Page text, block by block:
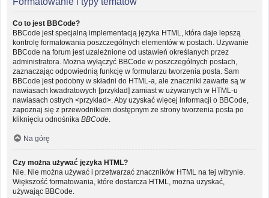
Co to jest BBCode?
BBCode jest specjalną implementacją języka HTML, która daje lepszą
kontrolę formatowania poszczególnych elementów w postach. Używanie
BBCode na forum jest uzależnione od ustawień określanych przez
administratora. Można wyłączyć BBCode w poszczególnych postach,
zaznaczając odpowiednią funkcję w formularzu tworzenia posta. Sam
BBCode jest podobny w składni do HTML-a, ale znaczniki zawarte są w
nawiasach kwadratowych [przykład] zamiast w używanych w HTML-u
nawiasach ostrych <przykład>. Aby uzyskać więcej informacji o BBCode,
zapoznaj się z przewodnikiem dostępnym ze strony tworzenia posta po
kliknięciu odnośnika BBCode
Na górę
Czy można używać języka HTML?
Nie. Nie można używać i przetwarzać znaczników HTML na tej witrynie.
Większość formatowania, które dostarcza HTML, można uzyskać,
używając BBCode.